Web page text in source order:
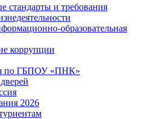
стандарты и требования
образовательная
коррупции
по ГБПОУ «ПНК»
2026